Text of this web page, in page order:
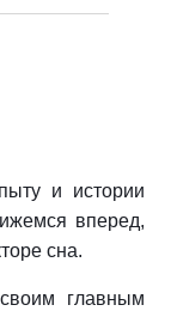
и истории
вперед,
сна.
главным